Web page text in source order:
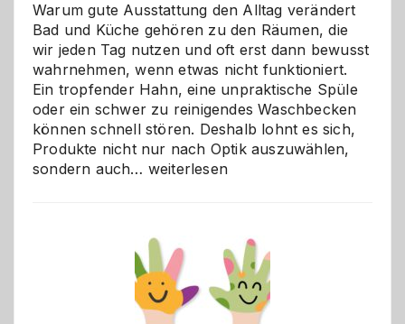
Warum gute Ausstattung den Alltag verändert
Bad und Küche gehören zu den Räumen, die
wir jeden Tag nutzen und oft erst dann bewusst
wahrnehmen, wenn etwas nicht funktioniert.
Ein tropfender Hahn, eine unpraktische Spüle
oder ein schwer zu reinigendes Waschbecken
können schnell stören. Deshalb lohnt es sich,
Produkte nicht nur nach Optik auszuwählen,
sondern auch… Bad
besser
verstehen
weiterlesen